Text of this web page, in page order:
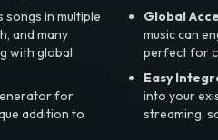
songs in multiple
and many
with global
for
addition to
Global
music can
perfect for
Easy
into your
streaming,